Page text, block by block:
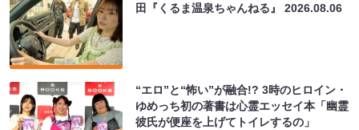
田『くるま温泉ちゃんねる』2026.08.06
“エロ”と“怖い”が融合!? 3時のヒロイン・
ゆめっち初の著書は心霊エッセイ本「幽霊
彼氏が便座を上げてトイレするの」